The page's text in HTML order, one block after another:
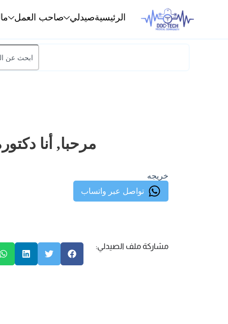
الرئيسيةصيدلي صاحب العمل
مرحبا, أنا
خريجه
تواصل عبر واتساب
مشاركة ملف الصيدلي: